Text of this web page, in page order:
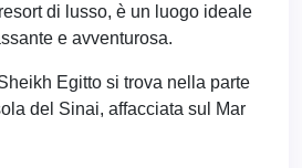
di lusso, è un luogo ideale
e avventurosa.
Egitto si trova nella parte
del Sinai, affacciata sul Mar